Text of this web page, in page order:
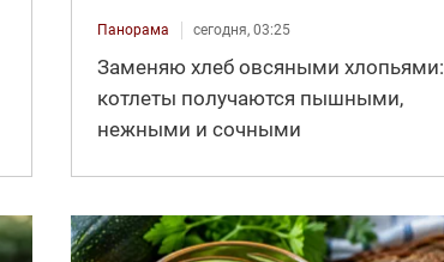
Панорама сегодня, 03:25
Заменяю хлеб овсяными хлопьями:
котлеты получаются пышными,
нежными и сочными